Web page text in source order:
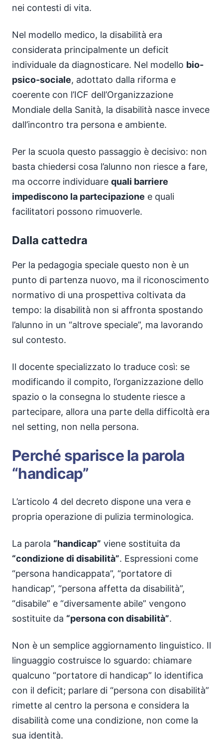
nei contesti di vita.
Nel modello medico, la disabilità era
considerata principalmente un deficit
individuale da diagnosticare. Nel modello bio-
psico-sociale, adottato dalla riforma e
coerente con l’ICF dell’Organizzazione
Mondiale della Sanità, la disabilità nasce invece
dall’incontro tra persona e ambiente.
Per la scuola questo passaggio è decisivo: non
basta chiedersi cosa l’alunno non riesce a fare,
ma occorre individuare quali barriere
impediscono la partecipazione e quali
facilitatori possono rimuoverle.
Dalla cattedra
Per la pedagogia speciale questo non è un
punto di partenza nuovo, ma il riconoscimento
normativo di una prospettiva coltivata da
tempo: la disabilità non si affronta spostando
l’alunno in un “altrove speciale”, ma lavorando
sul contesto.
Il docente specializzato lo traduce così: se
modificando il compito, l’organizzazione dello
spazio o la consegna lo studente riesce a
partecipare, allora una parte della difficoltà era
nel setting, non nella persona.
Perché sparisce la parola
“handicap”
L’articolo 4 del decreto dispone una vera e
propria operazione di pulizia terminologica.
La parola “handicap” viene sostituita da
“condizione di disabilità”. Espressioni come
“persona handicappata”, “portatore di
handicap”, “persona affetta da disabilità”,
“disabile” e “diversamente abile” vengono
sostituite da “persona con disabilità”.
Non è un semplice aggiornamento linguistico. Il
linguaggio costruisce lo sguardo: chiamare
qualcuno “portatore di handicap” lo identifica
con il deficit; parlare di “persona con disabilità”
rimette al centro la persona e considera la
disabilità come una condizione, non come la
sua identità.